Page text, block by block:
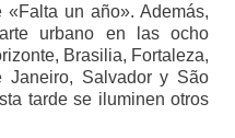
un año». Además,
urbano en las ocho
Brasilia, Fortaleza,
Janeiro, Salvador y São
tarde se iluminen otros